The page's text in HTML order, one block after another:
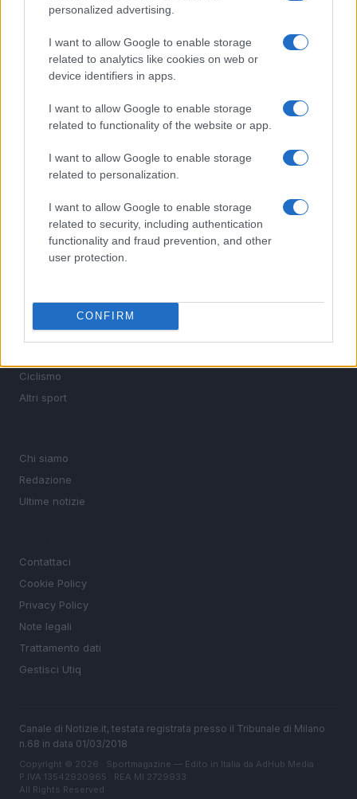
personalized advertising.
I want to allow Google to enable storage
related to analytics like cookies on web or
device identifiers in apps.
I want to allow Google to enable storage
related to functionality of the website or app.
I want to allow Google to enable storage
related to personalization.
I want to allow Google to enable storage
related to security, including authentication
functionality and fraud prevention, and other
user protection.
CONFIRM
Sportmagazine: notizie, approfondimenti e classifiche su
MotoGP e Olimpiadi. Le ultime news dalle competizioni
nazionali e internazionali, gli highlight delle partite, le
le discipline che fanno emozionare gli appassionati di
Basket
Ciclismo
Altri sport
Chi siamo
Redazione
Ultime notizie
Contattaci
Cookie Policy
Privacy Policy
Note legali
Trattamento dati
Gestisci Utiq
Canale di Notizie.it, testata registrata presso il Tribunale di Milano
n.68 in data 01/03/2018
Copyright © 2026 · Sportmagazine — Edito in Italia da AdHub Media
P.IVA 13542920965 · REA MI 2729933
All Rights Reserved